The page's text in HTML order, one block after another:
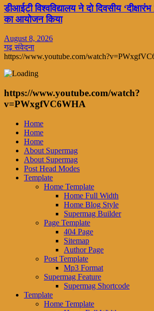
डीआईटी विश्वविद्यालय ने दो दिवसीय
का आयोजन किया
August 8, 2026
गढ़ संवेदना
https://www.youtube.com/
https://www.youtube.com/watch?
v=PWxgfVC6WHA
Home
Home
Home
About Supermag
About Supermag
Post Head Modes
Template
Home Template
Home Full Width
Home Blog Style
Supermag Builder
Page Template
404 Page
Sitemap
Author Page
Post Template
Mp3 Format
Supermag Feature
Supermag Shortcode
Template
Home Template